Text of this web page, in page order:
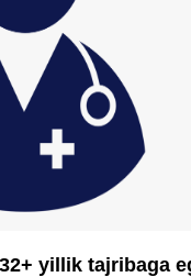
yillik tajribaga